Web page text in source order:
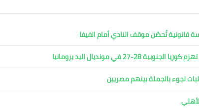
قانونية تُحصّن موقف النادي أمام الفيفا
27 في مونديال اليد برومانيا
لجوء بالجملة بينهم مصريين